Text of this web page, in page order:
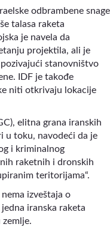
odbrambene snage
talasa raketa
je navela da
projektila, ali je
stanovništvo
IDF je takođe
niti otkrivaju lokacije
elitna grana iranskih
u toku, navodeći da je
i kriminalnog
raketnih i dronskih
teritorijama“.
izveštaja o
iranska raketa